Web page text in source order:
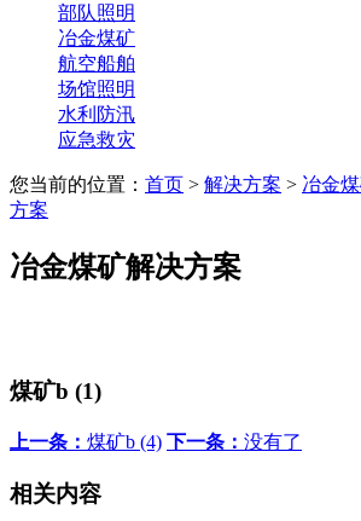
部队照明
冶金煤矿
航空船舶
场馆照明
水利防汛
应急救灾
您当前的位置： 首页 > 解决方案 > 冶金
方案
冶金煤矿解决方案
煤矿b (1)
上一条： 煤矿b (4) 下一条： 没有了
相关内容